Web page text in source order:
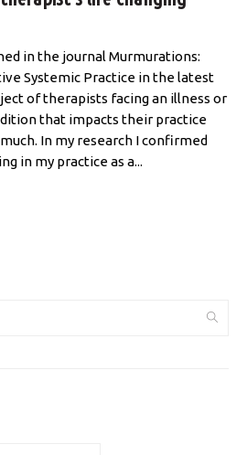
in the journal Murmurations:
Systemic Practice in the latest
of therapists facing an illness or
that impacts their practice
In my research I confirmed
in my practice as a...